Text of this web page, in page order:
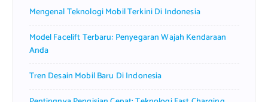
Mengenal Teknologi Mobil Terkini Di Indonesia
Model Facelift Terbaru: Penyegaran Wajah Kendaraan
Anda
Tren Desain Mobil Baru Di Indonesia